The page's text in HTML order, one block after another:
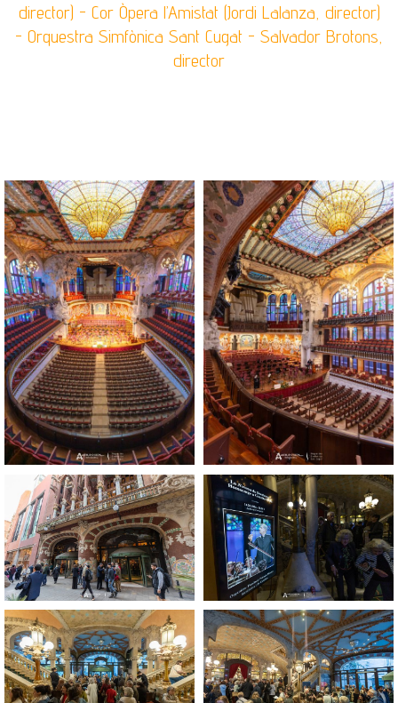
director) - Cor Òpera l’Amistat (Jordi Lalanza, director)
- Orquestra Simfònica Sant Cugat - Salvador Brotons,
director